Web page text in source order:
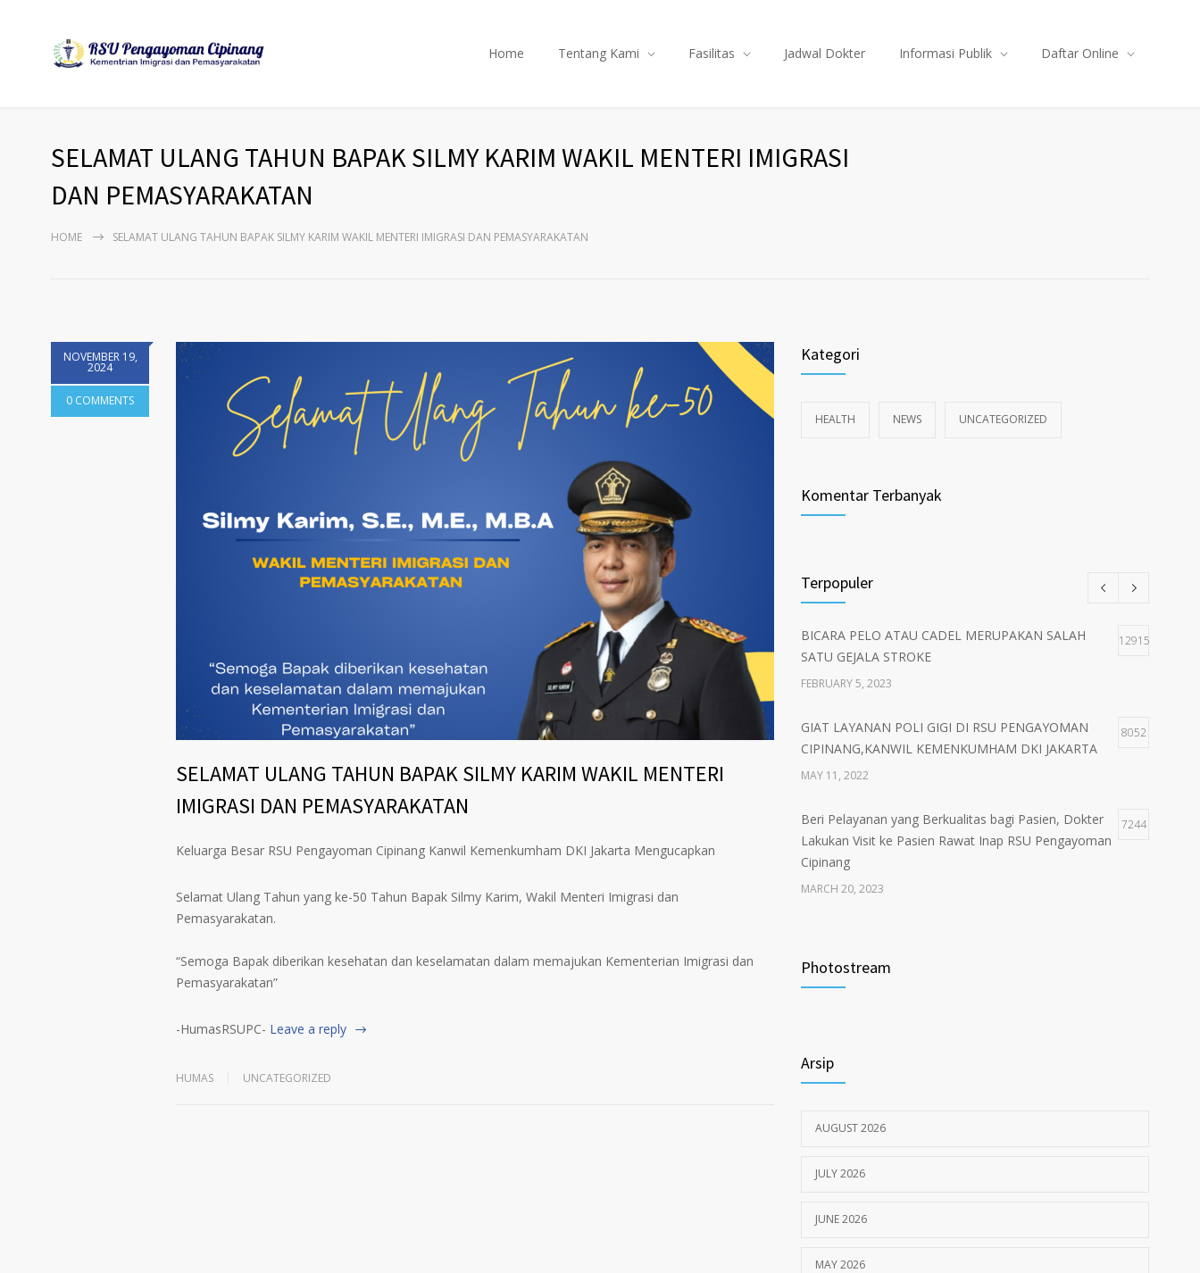
Home Tentang Kami Fasilitas Jadwal Dokter Informasi Publik Daftar Online
SELAMAT ULANG TAHUN BAPAK SILMY KARIM WAKIL MENTERI IMIGRASI
DAN PEMASYARAKATAN
HOME SELAMAT ULANG TAHUN BAPAK SILMY KARIM WAKIL MENTERI IMIGRASI DAN PEMASYARAKATAN
NOVEMBER 19,
2024
0 COMMENTS
SELAMAT ULANG TAHUN BAPAK SILMY KARIM WAKIL MENTERI
IMIGRASI DAN PEMASYARAKATAN
Keluarga Besar RSU Pengayoman Cipinang Kanwil Kemenkumham DKI Jakarta Mengucapkan
Selamat Ulang Tahun yang ke-50 Tahun Bapak Silmy Karim, Wakil Menteri Imigrasi dan
Pemasyarakatan.
“Semoga Bapak diberikan kesehatan dan keselamatan dalam memajukan Kementerian Imigrasi dan
Pemasyarakatan”
-HumasRSUPC- Leave a reply
HUMAS UNCATEGORIZED
Kategori
HEALTH NEWS UNCATEGORIZED
Komentar Terbanyak
Terpopuler
BICARA PELO ATAU CADEL MERUPAKAN SALAH
SATU GEJALA STROKE
12915
FEBRUARY 5, 2023
GIAT LAYANAN POLI GIGI DI RSU PENGAYOMAN
CIPINANG,KANWIL KEMENKUMHAM DKI JAKARTA
8052
MAY 11, 2022
Beri Pelayanan yang Berkualitas bagi Pasien, Dokter
Lakukan Visit ke Pasien Rawat Inap RSU Pengayoman
Cipinang
7244
MARCH 20, 2023
JULY 18, 2024
Photostream
Arsip
AUGUST 2026
JULY 2026
JUNE 2026
MAY 2026